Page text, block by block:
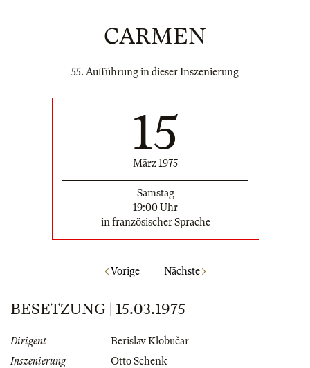
CARMEN
55. Aufführung in dieser Inszenierung
15
März 1975
Samstag
19:00 Uhr
in französischer Sprache
Vorige Nächste
BESETZUNG | 15.03.1975
Dirigent
Berislav Klobučar
Inszenierung
Otto Schenk